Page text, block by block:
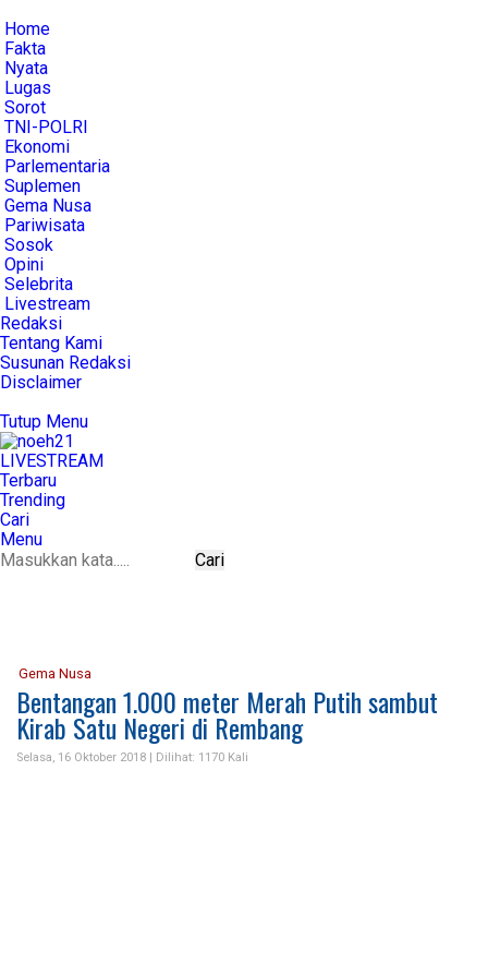
Home
Fakta
Nyata
Lugas
Sorot
TNI-POLRI
Ekonomi
Parlementaria
Suplemen
Gema Nusa
Pariwisata
Sosok
Opini
Selebrita
Livestream
Redaksi
Tentang Kami
Susunan Redaksi
Disclaimer
Tutup Menu
LIVESTREAM
Terbaru
Trending
Cari
Menu
Cari
Gema Nusa
Bentangan 1.000 meter Merah Putih sambut
Kirab Satu Negeri di Rembang
Selasa, 16 Oktober 2018 | Dilihat: 1170 Kali